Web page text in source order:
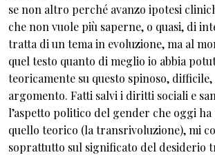
se non altro perché avanzo ipotesi
che non vuole più saperne, o quasi, di
tratta di un tema in evoluzione, ma al
quel testo quanto di meglio io abbia
teoricamente su questo spinoso, difficile,
argomento. Fatti salvi i diritti sociali e
l’aspetto politico del gender che oggi
quello teorico (la transrivoluzione), mi
soprattutto sul significato del desiderio